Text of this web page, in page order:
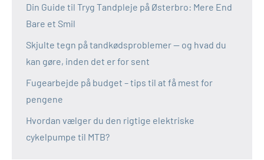
Din Guide til Tryg Tandpleje på Østerbro: Mere End
Bare et Smil
Skjulte tegn på tandkødsproblemer — og hvad du
kan gøre, inden det er for sent
Fugearbejde på budget – tips til at få mest for
pengene
Hvordan vælger du den rigtige elektriske
cykelpumpe til MTB?